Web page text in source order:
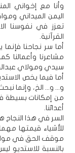
وأنا مع إخواني
اليمن الميداني
تعزز في نفوسنا
القرآنية.
أما سر نجاحنا
مشاعرنا وأعمالنا
سيدي ومولاي
أما فيما يخص
و... و... الخ، وإنما
من إمكانات بسيطة
أعدائنا.
السر في هذا النجاح
للأشياء قيمتها
موقف الحق في
بالنسبة للاستديو